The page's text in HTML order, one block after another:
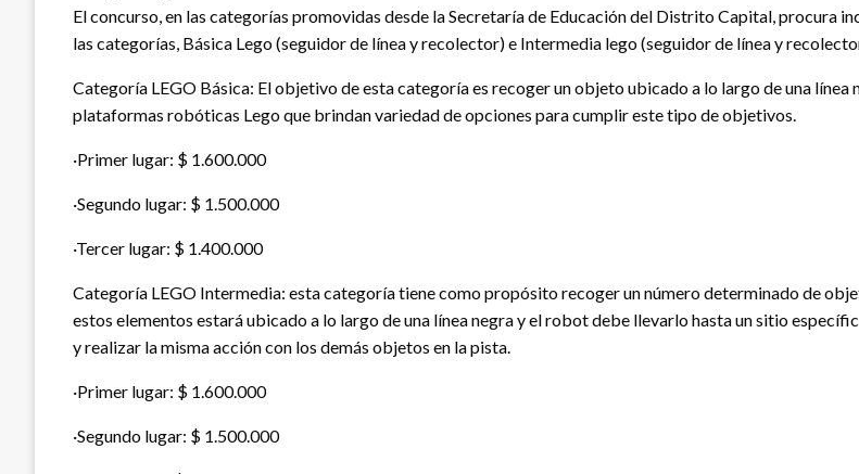
El concurso, en las categorías promovidas desde la Secretaría de Educación del Distrito Capital, procura
las categorías, Básica Lego (seguidor de línea y recolector) e Intermedia lego (seguidor de línea y
Categoría LEGO Básica: El objetivo de esta categoría es recoger un objeto ubicado a lo largo de una
plataformas robóticas Lego que brindan variedad de opciones para cumplir este tipo de objetivos.
·Primer lugar: $ 1.600.000
·Segundo lugar: $ 1.500.000
·Tercer lugar: $ 1.400.000
Categoría LEGO Intermedia: esta categoría tiene como propósito recoger un número determinado de
estos elementos estará ubicado a lo largo de una línea negra y el robot debe llevarlo hasta un sitio
y realizar la misma acción con los demás objetos en la pista.
·Primer lugar: $ 1.600.000
·Segundo lugar: $ 1.500.000